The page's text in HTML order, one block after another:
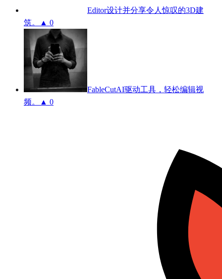
Editor设计并分享令人惊叹的3D建
筑。
▲ 0
FableCutAI驱动工具，轻松编辑视
频。
▲ 0